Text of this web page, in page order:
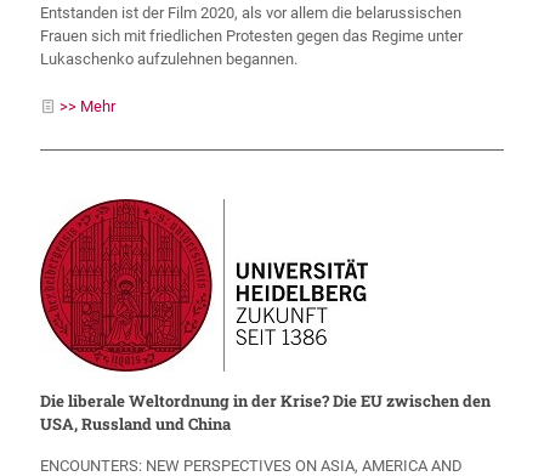
Entstanden ist der Film 2020, als vor allem die belarussischen
Frauen sich mit friedlichen Protesten gegen das Regime unter
Lukaschenko aufzulehnen begannen.
>> Mehr
Die liberale Weltordnung in der Krise? Die EU zwischen den
USA, Russland und China
ENCOUNTERS: NEW PERSPECTIVES ON ASIA, AMERICA AND